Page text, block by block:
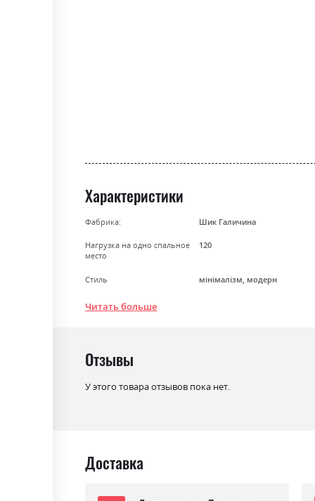
Характеристики
Фабрика: Шик Галичина
Нагрузка на одно спальное
место
120
Стиль мінімалізм, модерн
Материал
Читать больше
Отзывы
У этого товара отзывов пока нет.
Доставка